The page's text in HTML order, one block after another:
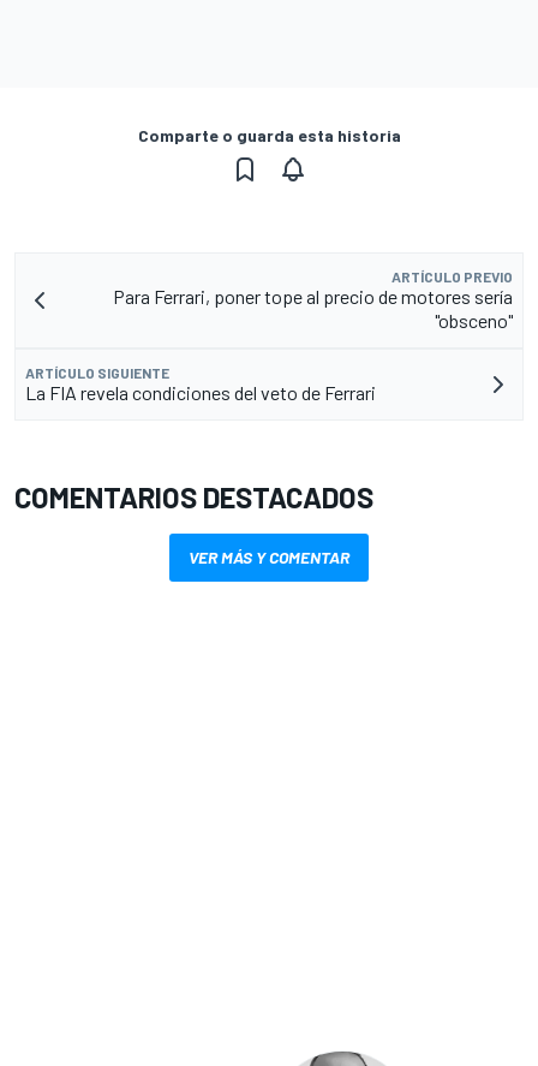
Comparte o guarda esta historia
ARTÍCULO PREVIO
Para Ferrari, poner tope al precio de motores sería
"obsceno"
ARTÍCULO SIGUIENTE
La FIA revela condiciones del veto de Ferrari
COMENTARIOS DESTACADOS
VER MÁS Y COMENTAR